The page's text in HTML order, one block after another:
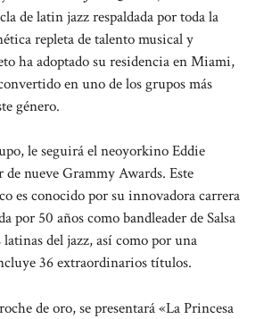
de latin jazz respaldada por toda la
repleta de talento musical y
ha adoptado su residencia en Miami,
en uno de los grupos más
género.
le seguirá el neoyorkino Eddie
nueve Grammy Awards. Este
es conocido por su innovadora carrera
por 50 años como bandleader de Salsa
latinas del jazz, así como por una
36 extraordinarios títulos.
de oro, se presentará «La Princesa